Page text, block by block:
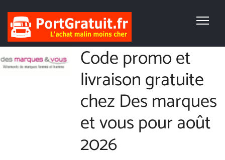
Code promo et
livraison gratuite
chez Des marques
et vous pour août
2026